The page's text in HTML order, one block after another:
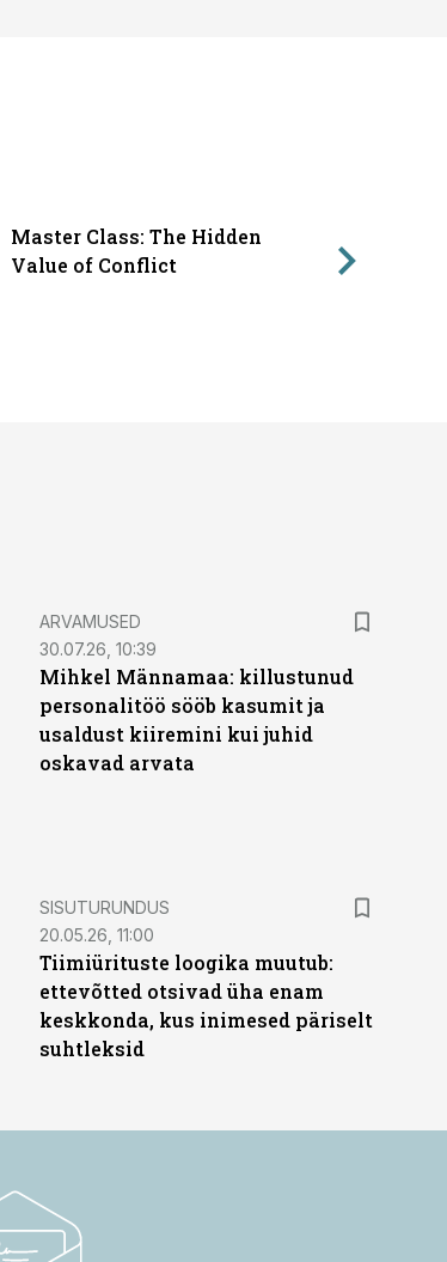
Master Class: The Hidden
Value of Conflict
ARVAMUSED
30.07.26, 10:39
Mihkel Männamaa: killustunud
personalitöö sööb kasumit ja
usaldust kiiremini kui juhid
oskavad arvata
ST
SISUTURUNDUS
20.05.26, 11:00
Tiimiürituste loogika muutub:
ettevõtted otsivad üha enam
keskkonda, kus inimesed päriselt
suhtleksid